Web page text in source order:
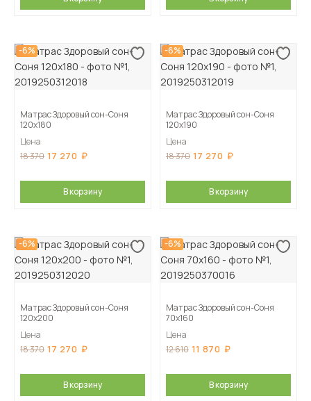
-6%
Матрас Здоровый сон-Соня
120х180
Цена
18 370 17 270
В корзину
-6%
Матрас Здоровый сон-Соня
120х190
Цена
18 370 17 270
В корзину
-6%
Матрас Здоровый сон-Соня
120х200
Цена
18 370 17 270
В корзину
-6%
Матрас Здоровый сон-Соня
70х160
Цена
12 610 11 870
В корзину